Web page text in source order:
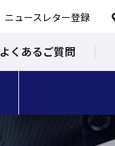
ニュースレター登録
よくあるご質問